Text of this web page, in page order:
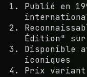
Publié en
Édition"
Disponible
iconiques
Prix variant